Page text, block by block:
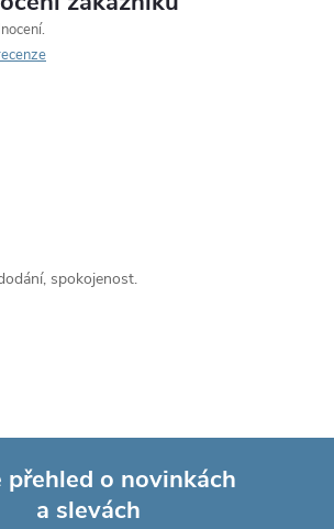
spokojenost.
přehled o novinkách
a slevách